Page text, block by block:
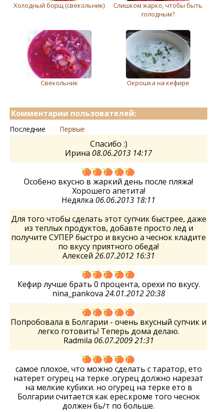
Холодный борщ (свeкольник)
Слишком жарко, чтобы быть
голодным?
Свекольник Окрошка на кефире
Комментарии пользователей:
Последние Первые
Спасибо :)
Ирина 08.06.2013 14:17
Особено вкусно в жаркий день после пляжа!
Хорошего апетита!
Недялка 06.06.2013 18:11
Для того чтобы сделать этот супчик быстрее, даже
из теплых продуктов, добавте просто лед и
получите СУПЕР быстро и вкусно а чеснок кладите
по вкусу приятного обеда!
Алексей 26.07.2012 16:31
Кефир лучше брать 0 процента, орехи по вкусу.
nina_pankova 24.01.2012 20:38
Попробовала в Болгарии - очень вкусный супчик и
легко готовить! Теперь дома делаю.
Radmila 06.07.2009 21:31
самое плохое, что можно сделать с таратор, ето
натерет огурец на терке .огурец должно нарезат
на мелкие кубики. но огурец на терке ето в
Болгарии считается как ерес.кроме того чеснок
должен бь/т по больше.